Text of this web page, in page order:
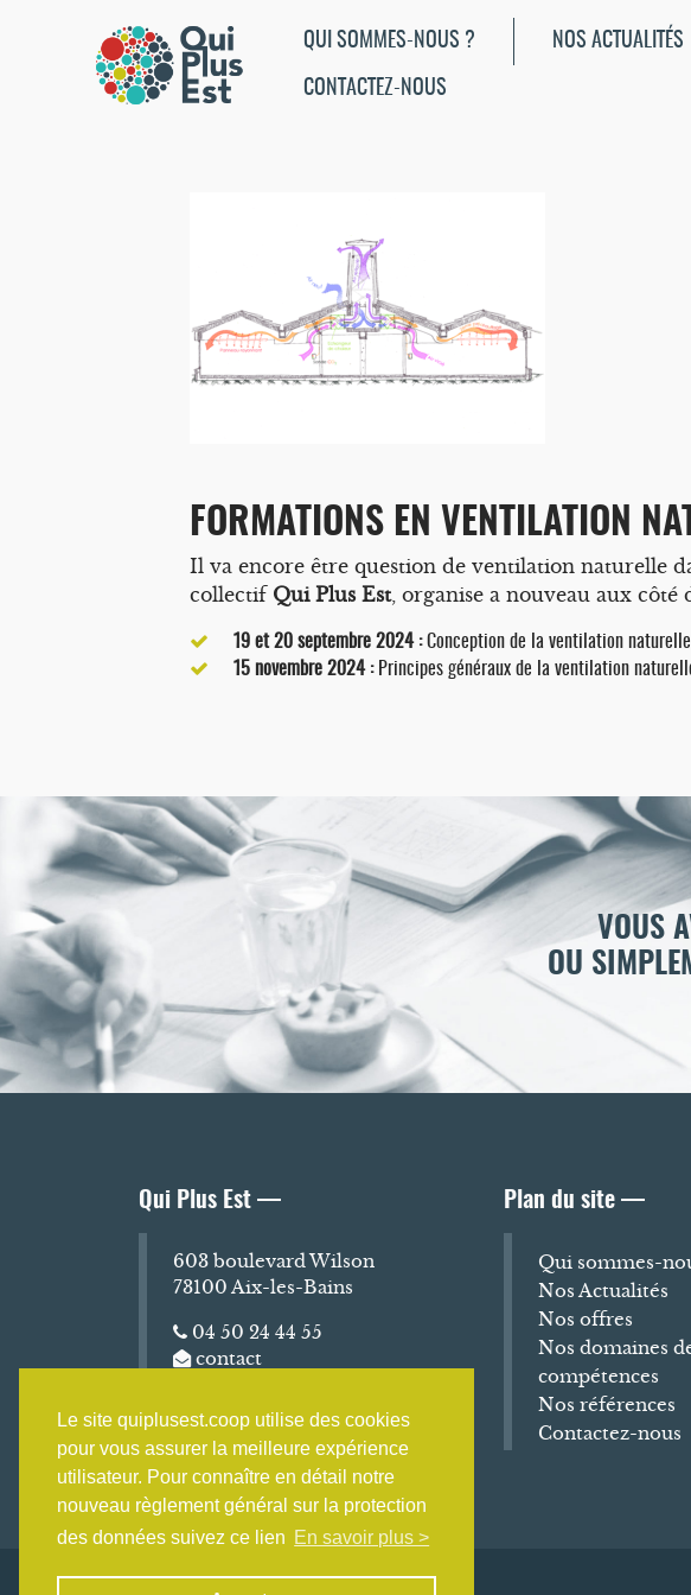
Le site quiplusest.coop utilise des cookies
pour vous assurer la meilleure expérience
utilisateur. Pour connaître en détail notre
nouveau règlement général sur la protection
des données suivez ce lien En savoir plus >
QUI SOMMES-NOUS ? NOS ACTUALITÉS
CONTACTEZ-NOUS
FORMATIONS EN VENTILATION
Il va encore être question de ventilation naturelle
collectif Qui Plus Est, organise a nouveau aux
19 et 20 septembre 2024 :Conception de la ventilation
15 novembre 2024 : Principes généraux de la ventilation
VOUS
OU
Qui Plus Est —
603 boulevard Wilson
73100 Aix-les-Bains
04 50 24 44 55
contact
Plan du site —
Qui sommes-
Nos Actualités
Nos offres
Nos domaines
compétences
Nos références
Contactez-nous